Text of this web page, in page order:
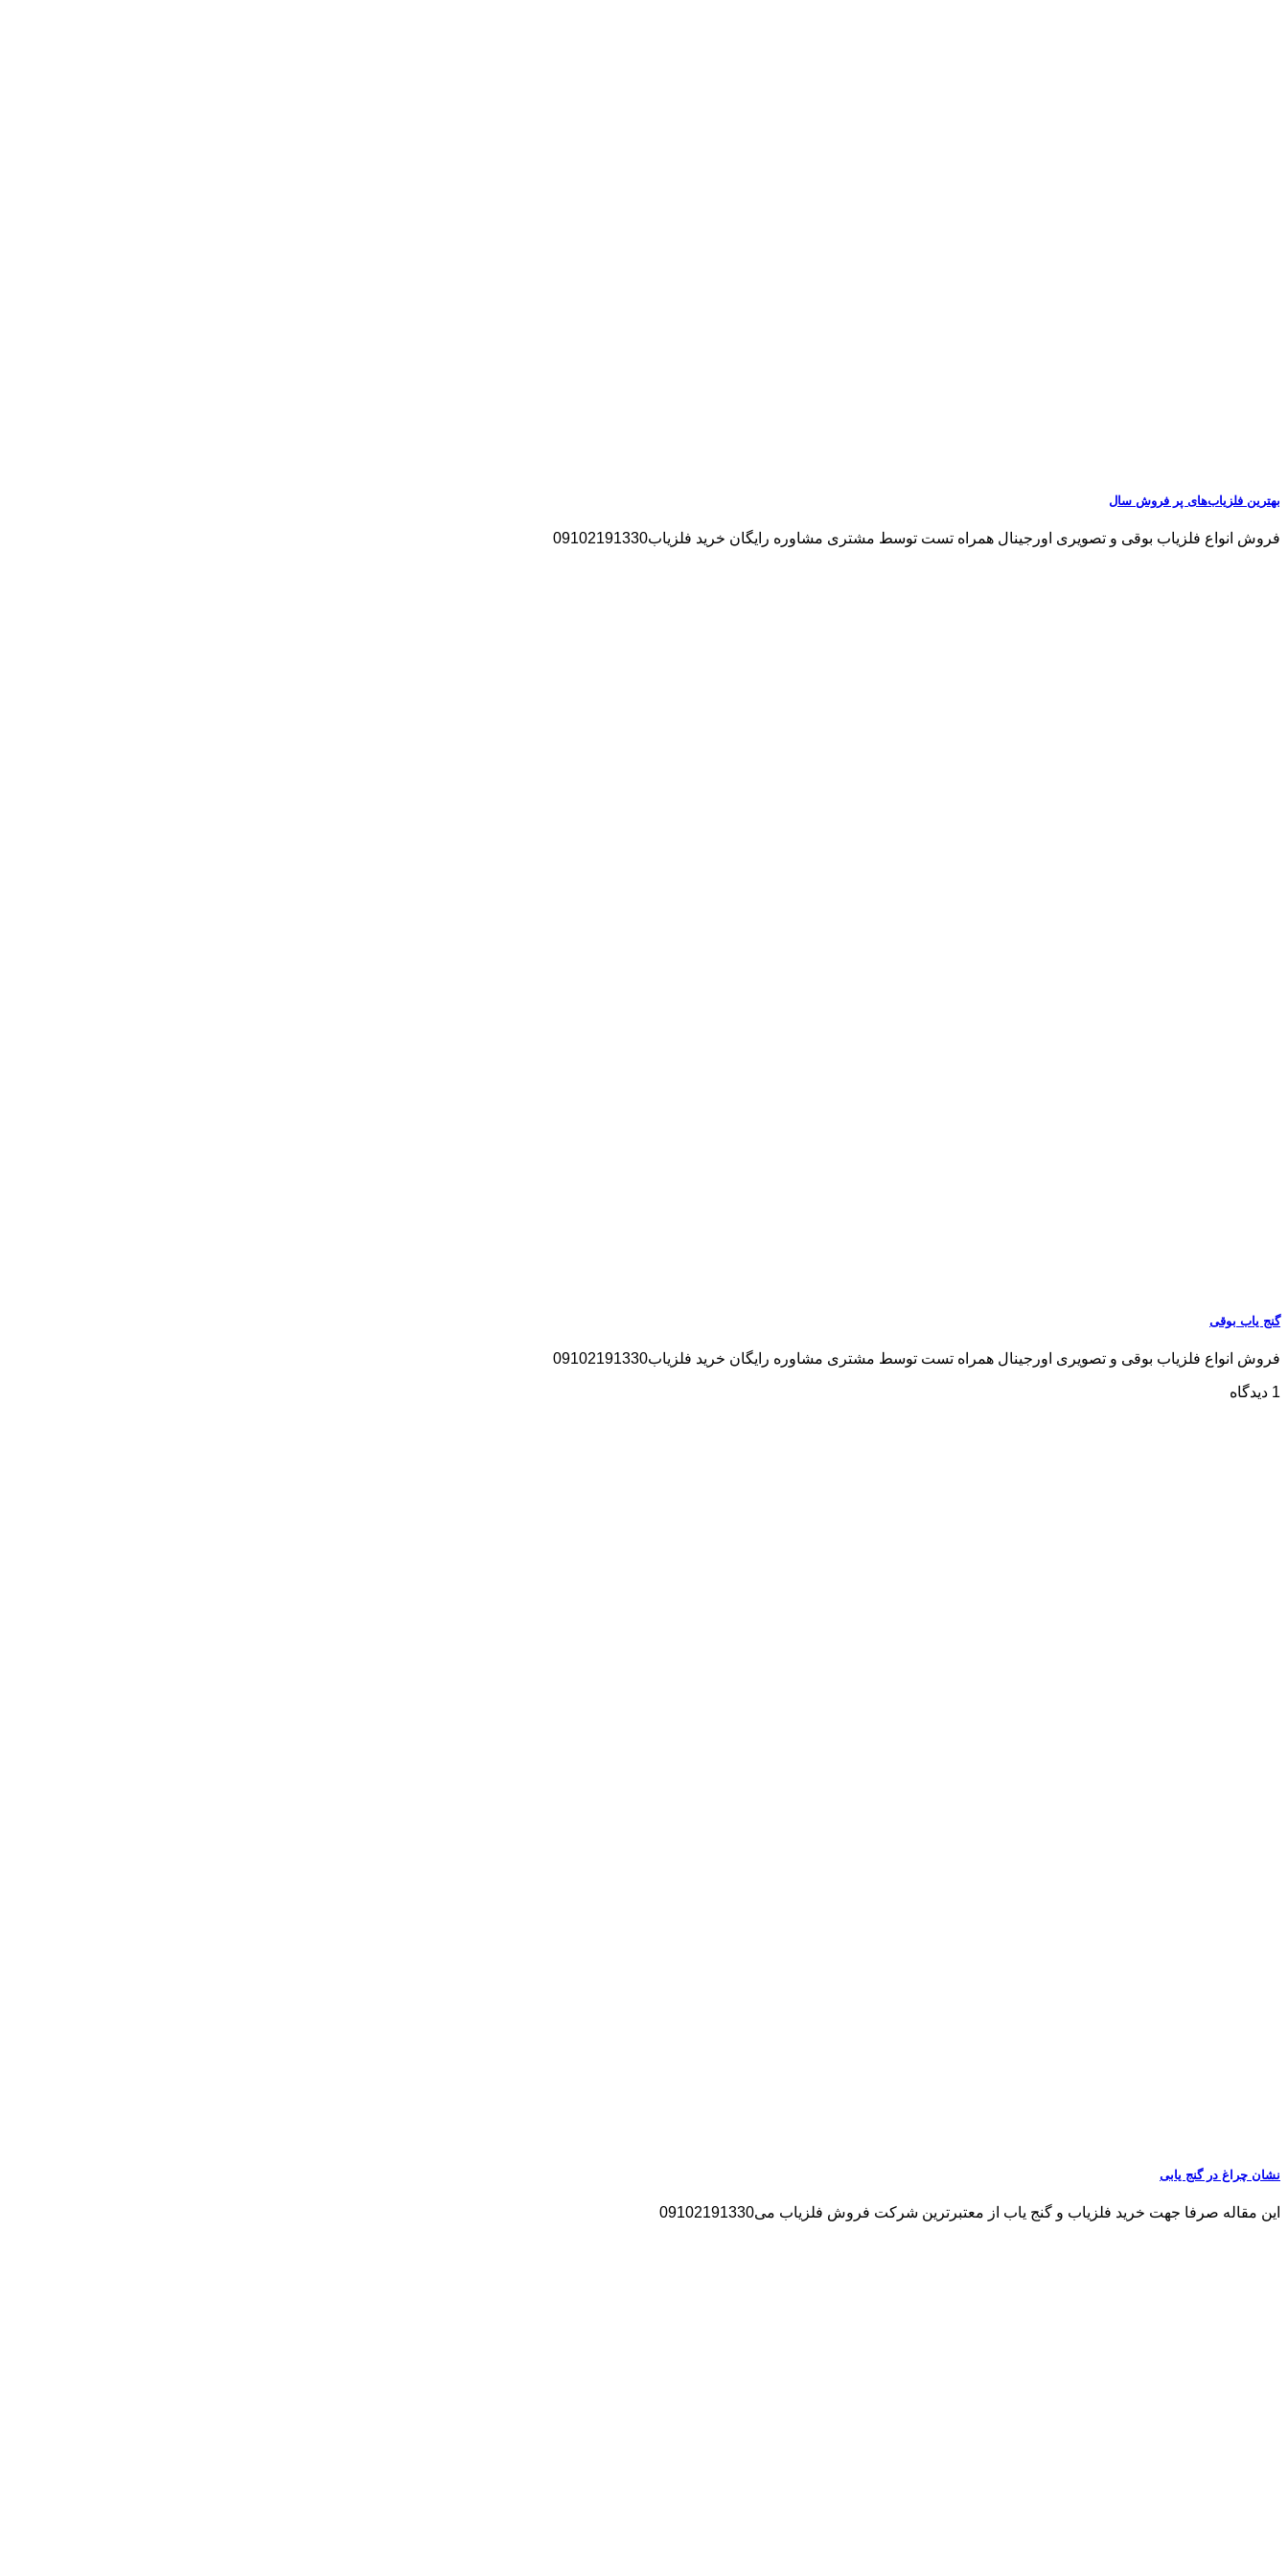
بهترین فلزیاب‌های پر فروش سال
فروش انواع فلزیاب بوقی و تصویری اورجینال همراه تست توسط مشتری مشاوره رایگان خرید فلزیاب09102191330
گنج یاب بوقی
فروش انواع فلزیاب بوقی و تصویری اورجینال همراه تست توسط مشتری مشاوره رایگان خرید فلزیاب09102191330
1 دیدگاه
نشان چراغ در گنج یابی
این مقاله صرفا جهت خرید فلزیاب و گنج یاب از معتبرترین شرکت فروش فلزیاب می09102191330